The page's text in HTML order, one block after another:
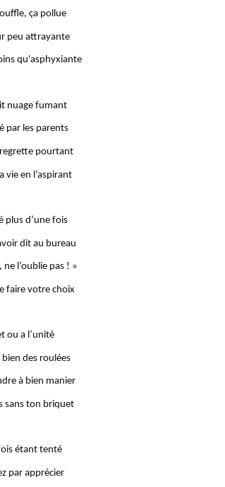
ça pollue
peu attrayante
qu'asphyxiante
nuage fumant
par les parents
pourtant
vie en l’aspirant
plus d’une fois
dit au bureau
ne l’oublie pas ! »
faire votre choix
ou a l’unité
bien des roulées
à bien manier
sans ton briquet
étant tenté
par apprécier